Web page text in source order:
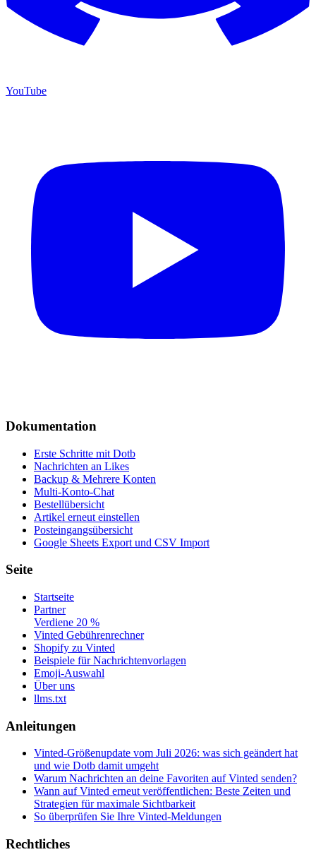
YouTube
Dokumentation
Erste Schritte mit Dotb
Nachrichten an Likes
Backup & Mehrere Konten
Multi-Konto-Chat
Bestellübersicht
Artikel erneut einstellen
Posteingangsübersicht
Google Sheets Export und CSV Import
Seite
Startseite
Partner
Verdiene 20 %
Vinted Gebührenrechner
Shopify zu Vinted
Beispiele für Nachrichtenvorlagen
Emoji-Auswahl
Über uns
llms.txt
Anleitungen
Vinted-Größenupdate vom Juli 2026: was sich geändert hat
und wie Dotb damit umgeht
Warum Nachrichten an deine Favoriten auf Vinted senden?
Wann auf Vinted erneut veröffentlichen: Beste Zeiten und
Strategien für maximale Sichtbarkeit
So überprüfen Sie Ihre Vinted-Meldungen
Rechtliches